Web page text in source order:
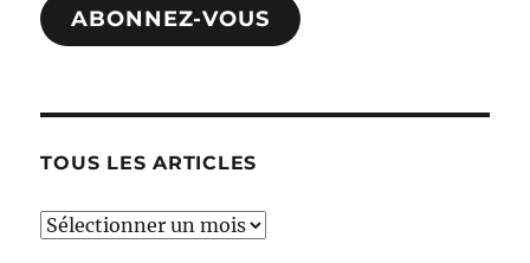
ABONNEZ-VOUS
TOUS LES ARTICLES
TOUS